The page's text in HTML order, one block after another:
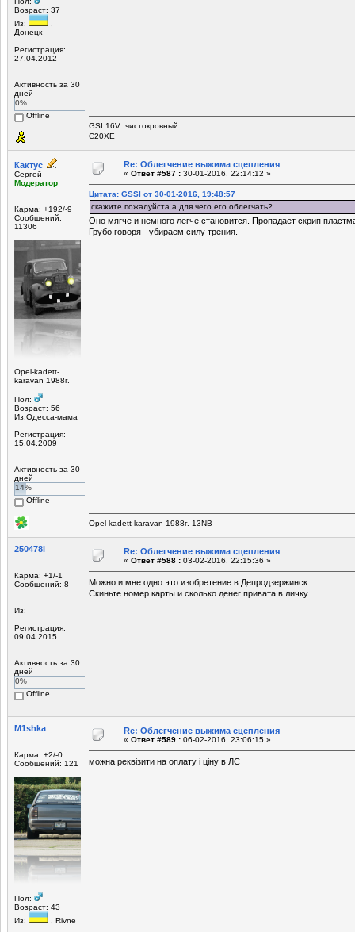
Возраст: 37
Из:
Донецк
Регистрация:
27.04.2012
Активность за 30
дней
0%
Offline
GSI 16V чистокровный
С20ХЕ
Кактус
Сергей
Модератор
Карма: +192/-9
Сообщений:
11306
Opel-kadett-
karavan 1988г.
Пол:
Возраст: 56
Из:Одесса-мама
Регистрация:
15.04.2009
Активность за 30
дней
14%
Offline
Re: Облегчение выжима сцепления
« Ответ #587 : 30-01-2016, 22:14:12 »
Цитата: GSSI от 30-01-2016, 19:48:57
скажите пожалуйста а для чего его облегчать?
Оно мягче и немного легче становится. Пропадает скрип
Грубо говоря - убираем силу трения.
Opel-kadett-karavan 1988г. 13NB
250478i
Карма: +1/-1
Сообщений: 8
Из:
Регистрация:
09.04.2015
Активность за 30
дней
0%
Offline
Re: Облегчение выжима сцепления
« Ответ #588 : 03-02-2016, 22:15:36 »
Можно и мне одно это изобретение в Депродзержинск.
Скиньте номер карты и сколько денег привата в личку
M1shka
Карма: +2/-0
Сообщений: 121
Пол:
Возраст: 43
Из:
, Rivne
Re: Облегчение выжима сцепления
« Ответ #589 : 06-02-2016, 23:06:15 »
можна реквізити на оплату і ціну в ЛС